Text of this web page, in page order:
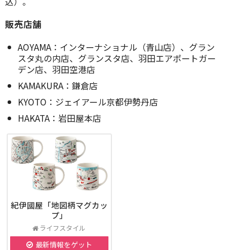
販売店舗
AOYAMA：インターナショナル（青山店）、グラン
スタ丸の内店、グランスタ店、羽田エアポートガー
デン店、羽田空港店
KAMAKURA：鎌倉店
KYOTO：ジェイアール京都伊勢丹店
HAKATA：岩田屋本店
紀伊國屋「地図柄マグカッ
プ」
ライフスタイル
最新情報をゲット